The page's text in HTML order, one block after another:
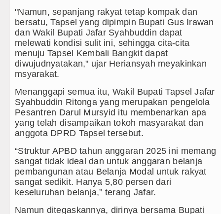
"Namun, sepanjang rakyat tetap kompak dan
bersatu, Tapsel yang dipimpin Bupati Gus Irawan
dan Wakil Bupati Jafar Syahbuddin dapat
melewati kondisi sulit ini, sehingga cita-cita
menuju Tapsel Kembali Bangkit dapat
diwujudnyatakan," ujar Heriansyah meyakinkan
msyarakat.
Menanggapi semua itu, Wakil Bupati Tapsel Jafar
Syahbuddin Ritonga yang merupakan pengelola
Pesantren Darul Mursyid itu membenarkan apa
yang telah disampaikan tokoh masyarakat dan
anggota DPRD Tapsel tersebut.
“Struktur APBD tahun anggaran 2025 ini memang
sangat tidak ideal dan untuk anggaran belanja
pembangunan atau Belanja Modal untuk rakyat
sangat sedikit. Hanya 5,80 persen dari
keseluruhan belanja,” terang Jafar.
Namun ditegaskannya, dirinya bersama Bupati